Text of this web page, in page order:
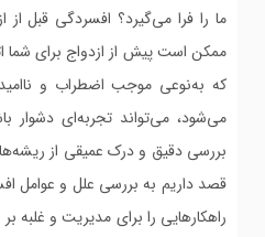
ما را فرا می‌گیرد؟ افسردگی قبل
ممکن است پیش از ازدواج برای شما
که به‌نوعی موجب اضطراب و
می‌شود، می‌تواند تجربه‌ای دشوار
بررسی دقیق و درک عمیقی از ریشه‌ها
قصد داریم به بررسی علل و عوامل
راهکارهایی را برای مدیریت و غلبه